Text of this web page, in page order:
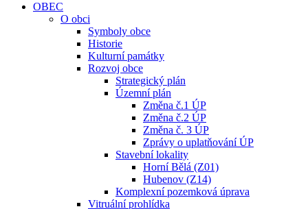
OBEC
O obci
Symboly obce
Historie
Kulturní památky
Rozvoj obce
Strategický plán
Územní plán
Změna č.1 ÚP
Změna č.2 ÚP
Změna č. 3 ÚP
Zprávy o uplatňování ÚP
Stavební lokality
Horní Bělá (Z01)
Hubenov (Z14)
Komplexní pozemková úprava
Vitruální prohlídka